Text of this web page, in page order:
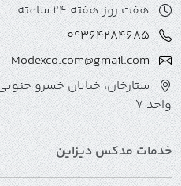
هفت روز هفته 24 ساعته
09364284685
Modexco.com@gmail.com
واحد 7
خدمات مدکس دیزاین